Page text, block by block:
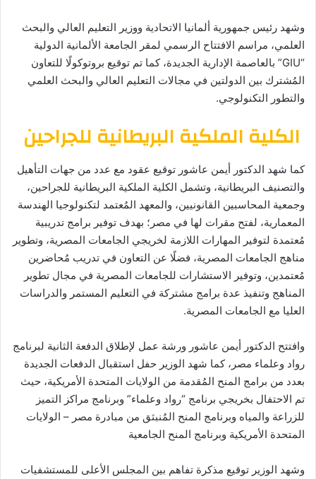
وشهد رئيس جمهورية ألمانيا الاتحادية ووزير التعليم العالي والبحث
العلمي، مراسم الافتتاح الرسمي لمقر الجامعة الألمانية الدولية
“GIU” بالعاصمة الإدارية الجديدة، كما تم توقيع بروتوكولًا للتعاون
المُشترك بين الدولتين في مجالات التعليم العالي والبحث العلمي
والتطور التكنولوجي.
الكلية الملكية البريطانية للجراحين
كما شهد الدكتور أيمن عاشور توقيع عقود مع عدد من جهات التأهيل
والتصنيف البريطانية، وتشمل الكلية الملكية البريطانية للجراحين،
وجمعية المحاسبين القانونيين، والمعهد المُعتمد لتكنولوجيا الهندسة
المعمارية، لفتح مقرات لها في مصر؛ بهدف توفير برامج تدريبية
مُعتمدة لتوفير المهارات اللازمة لخريجي الجامعات المصرية، وتطوير
مناهج الجامعات المصرية، فضلًا عن التعاون في تدريب مُحاضرين
مُعتمدين، وتوفير الاستشارات للجامعات المصرية في مجال تطوير
المناهج وتنفيذ عدة برامج مشتركة في التعليم المستمر والدراسات
العليا مع الجامعات المصرية.
وافتتح الدكتور أيمن عاشور ورشة عمل لإطلاق الدفعة الثانية لبرنامج
رواد وعلماء مصر، كما شهد الوزير حفل استقبال الدفعات الجديدة
بعدد من برامج المنح المُقدمة من الولايات المتحدة الأمريكية، حيث
تم الاحتفال بخريجي برنامج “رواد وعلماء” وبرنامج مراكز التميز
للزراعة والمياه وبرنامج المنح المُنبثق من مبادرة مصر – الولايات
المتحدة الأمريكية وبرنامج المنح الجامعية
وشهد الوزير توقيع مذكرة تفاهم بين المجلس الأعلى للمستشفيات